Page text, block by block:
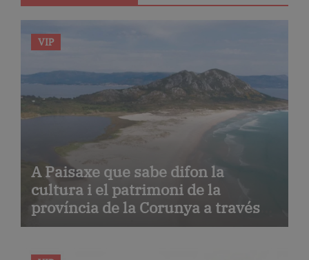
VIP
A Paisaxe que sabe difon la
cultura i el patrimoni de la
província de la Corunya a través
de la seva gastronomia